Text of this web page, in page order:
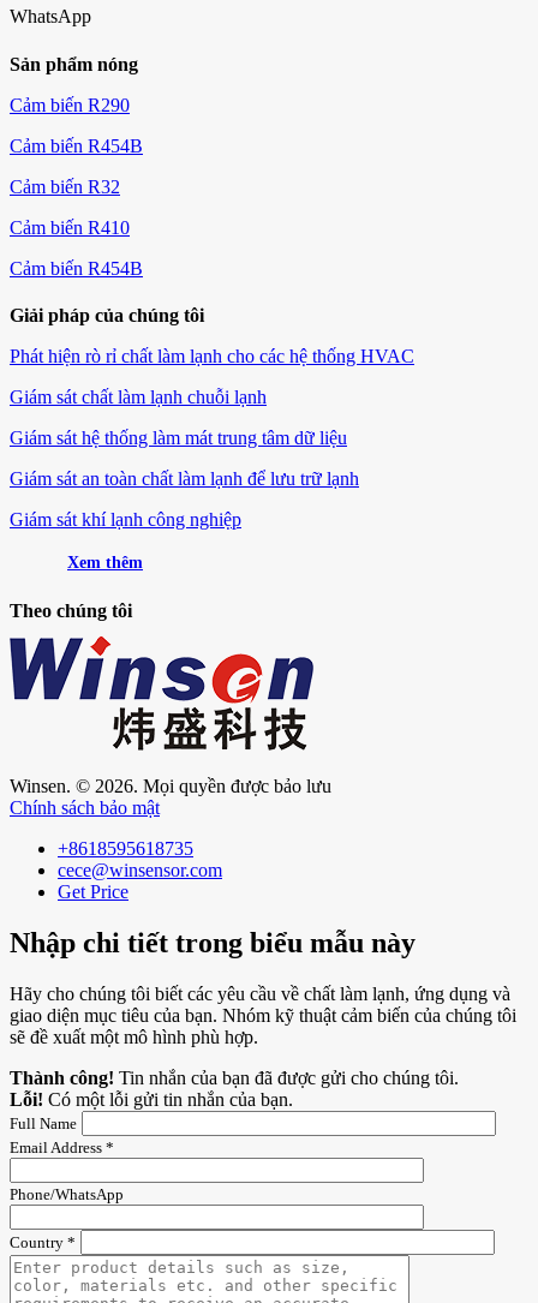
WhatsApp
Sản phẩm nóng
Cảm biến R290
Cảm biến R454B
Cảm biến R32
Cảm biến R410
Cảm biến R454B
Giải pháp của chúng tôi
Phát hiện rò rỉ chất làm lạnh cho các hệ thống HVAC
Giám sát chất làm lạnh chuỗi lạnh
Giám sát hệ thống làm mát trung tâm dữ liệu
Giám sát an toàn chất làm lạnh để lưu trữ lạnh
Giám sát khí lạnh công nghiệp
Xem thêm
Theo chúng tôi
Winsen. © 2026. Mọi quyền được bảo lưu
Chính sách bảo mật
+8618595618735
cece@winsensor.com
Get Price
Nhập chi tiết trong biểu mẫu này
Hãy cho chúng tôi biết các yêu cầu về chất làm lạnh, ứng dụng và
giao diện mục tiêu của bạn. Nhóm kỹ thuật cảm biến của chúng tôi
sẽ đề xuất một mô hình phù hợp.
Thành công! Tin nhắn của bạn đã được gửi cho chúng tôi.
Lỗi! Có một lỗi gửi tin nhắn của bạn.
Full Name
Email Address *
Phone/WhatsApp
Country *